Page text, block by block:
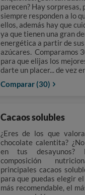
parecen? Hay sorpresas,
siempre responden a lo
ellos, además hay que
ya que tienen una gran
energética a partir de
azúcares. Comparamos
para que elijas los
darte un placer... de vez
Comparar (30)
Cacaos solubles
¿Eres de los que
chocolate calentita?
en tus desayunos?
composición
principales cacaos
para que puedas elegir
más recomendable, el